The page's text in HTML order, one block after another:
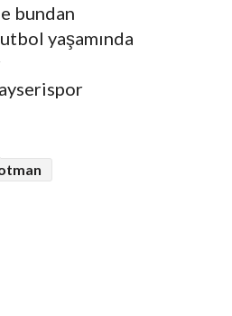
bundan
yaşamında